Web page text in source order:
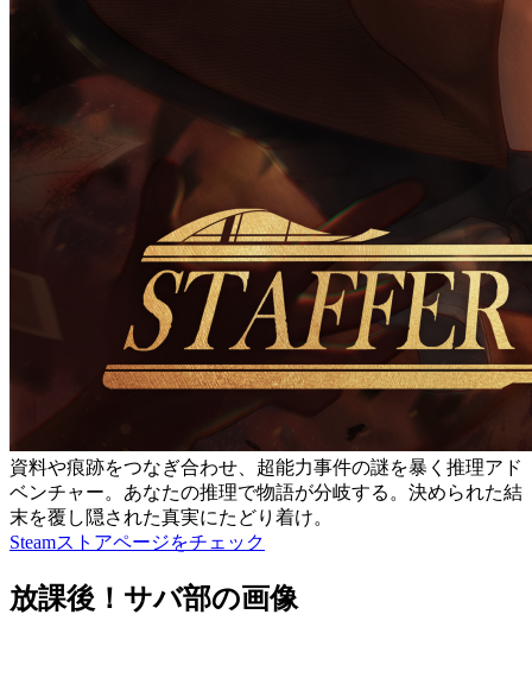
資料や痕跡をつなぎ合わせ、超能力事件の謎を暴く推理アド
ベンチャー。あなたの推理で物語が分岐する。決められた結
末を覆し隠された真実にたどり着け。
Steamストアページをチェック
放課後！サバ部の画像